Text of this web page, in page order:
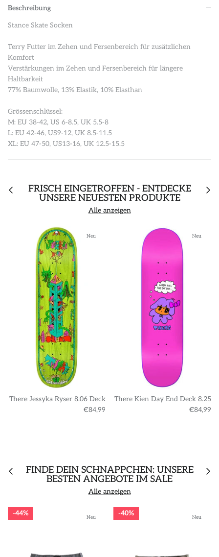
Beschreibung
Stance Skate Socken
Terry Futter im Zehen und Fersenbereich für zusätzlichen
Komfort
Verstärkungen im Zehen und Fersenbereich für längere
Haltbarkeit
77% Baumwolle, 13% Elastik, 10% Elasthan
Grössenschlüssel:
M: EU 38-42, US 6-8.5, UK 5.5-8
L: EU 42-46, US9-12, UK 8.5-11.5
XL: EU 47-50, US13-16, UK 12.5-15.5
FRISCH EINGETROFFEN - ENTDECKE
UNSERE NEUESTEN PRODUKTE
Alle anzeigen
Neu
There Jessyka Ryser 8.06 Deck
€84,99
Neu
There Kien Day End Deck 8.25
€84,99
FINDE DEIN SCHNÄPPCHEN: UNSERE
BESTEN ANGEBOTE IM SALE
Alle anzeigen
Neu
44% Neu
40%